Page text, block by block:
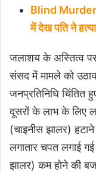
Blind
में देख पति ने
जलाशय के अस्तित्व
संसद में मामले को
जनप्रतिनिधि चिंतित
दूसरों के लाभ के लिए
(चाइनीस झालर)
लगातार चपत लगाई गई
झालर) कम होने की